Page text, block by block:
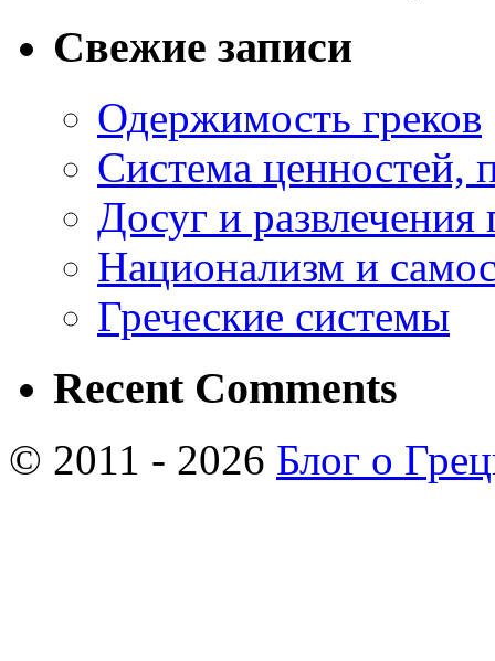
Свежие записи
Одержимость греков
Система ценностей,
Досуг и развлечения
Национализм и
Греческие системы
Recent Comments
© 2011 - 2026 Блог о